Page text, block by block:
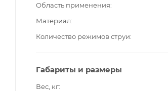
Область применения
Материал
Количество режимов струи
Габариты и размеры
Вес, кг